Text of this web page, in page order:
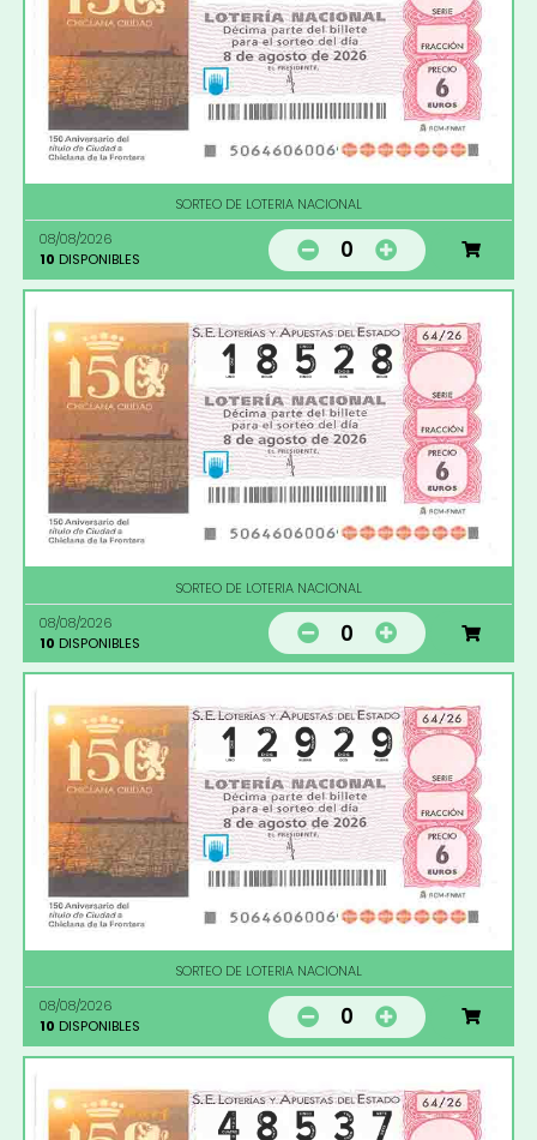
SORTEO DE LOTERIA NACIONAL
08/08/2026
10 DISPONIBLES 0
SORTEO DE LOTERIA NACIONAL
08/08/2026
10 DISPONIBLES 0
SORTEO DE LOTERIA NACIONAL
08/08/2026
10 DISPONIBLES 0